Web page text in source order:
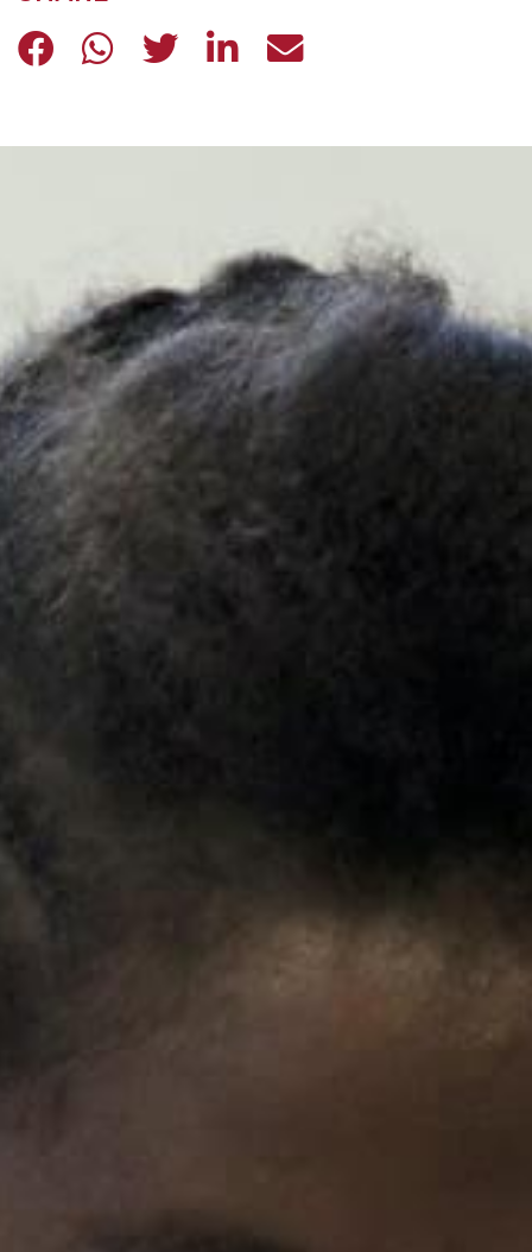
AL VIA IL CAMMINO DI
AL VIA IL CAMMINO DI
AL VIA IL CAMMINO DI
AL VIA IL CAMMINO
AL VIA IL